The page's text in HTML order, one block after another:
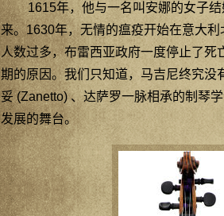
1615年，他与一名叫安娜的女子
来。1630年，无情的瘟疫开始在意大
人数过多，布雷西亚政府一度停止了死
期的原因。我们只知道，马吉尼终究没
妥 (Zanetto) 、达萨罗一脉相承的制琴
发展的舞台。